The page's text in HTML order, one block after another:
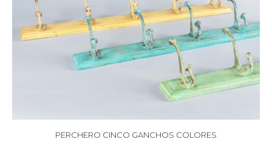
PERCHERO CINCO GANCHOS COLORES